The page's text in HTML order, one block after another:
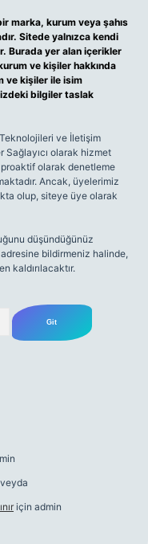
marka, kurum veya şahıs
Sitede yalnızca kendi
Burada yer alan içerikler
ve kişiler hakkında
ve kişiler ile isim
bilgiler taslak
ve İletişim
Sağlayıcı olarak hizmet
olarak denetleme
Ancak, üyelerimiz
olup, siteye üye olarak
düşündüğünüz
adresine bildirmeniz halinde,
kaldırılacaktır.
için admin